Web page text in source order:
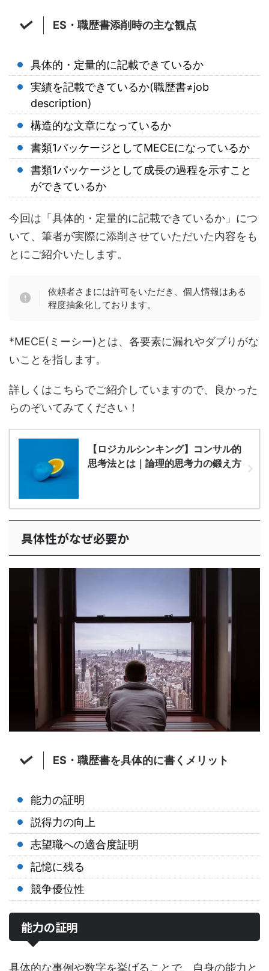
ES・職歴書添削時の主な観点
具体的・定量的に記載できているか
実績を記載できているか(職歴書≠job
description)
構造的な文章になっているか
書類1パッケージとしてMECEになっているか
書類1パッケージとして成長の過程を示すこと
ができているか
今回は「具体的・定量的に記載できているか」につ
いて、筆者が実際に添削させていただいた内容をも
とにご紹介いたします。
依頼者さまには許可をいただき、個人情報はある
程度抽象化しております。
*MECE(ミーシー)とは、各要素に漏れやダブりがな
いことを指します。
詳しくはこちらでご紹介していますので、良かった
らのぞいてみてください！
【ロジカルシンキング】コンサル的
思考法とは｜論理的思考力の鍛え方
具体性がなぜ必要か
ES・職歴書を具体的に書くメリット
能力の証明
説得力の向上
志望職への適合度証明
記憶に残る
競争優位性
能力の証明
具体的な事例や数字を挙げることで、自身の能力と